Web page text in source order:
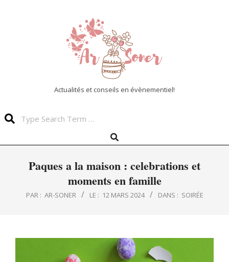
Actualités et conseils en évènementiel!
Navigation
Menu
Search
Paques a la maison : celebrations et
moments en famille
PAR : AR-SONER LE : 12 MARS 2024 DANS : SOIRÉE